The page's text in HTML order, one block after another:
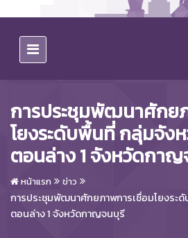
การประชุมพัฒนาศักย
โยงระดับพื้นที่ กลุ่มจัง
ตอนล่าง 1 จังหวัดกา
หน้าแรก ข่าว
การประชุมพัฒนาศักยภาพการเชื่อมโยงระ
ตอนล่าง 1 จังหวัดกาญจนบุรี